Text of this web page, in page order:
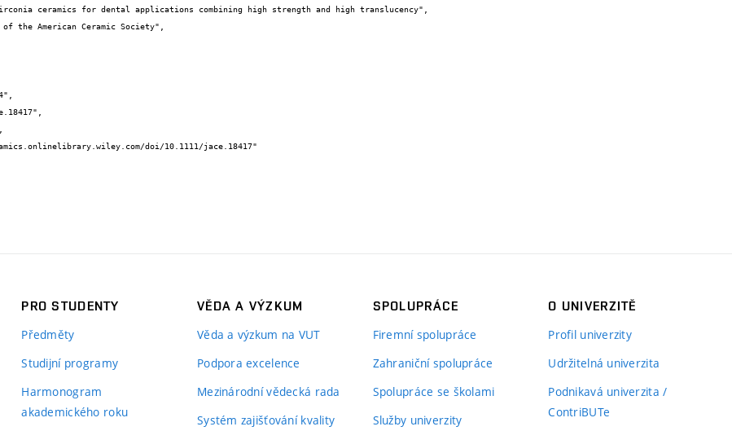
PRO STUDENTY
Předměty
Studijní programy
Harmonogram
akademického roku
VĚDA A VÝZKUM
Věda a výzkum na VUT
Podpora excelence
Mezinárodní vědecká rada
Systém zajišťování kvality
SPOLUPRÁCE
Firemní spolupráce
Zahraniční spolupráce
Spolupráce se školami
Služby univerzity
O UNIVERZITĚ
Profil univerzity
Udržitelná univerzita
Podnikavá univerzita /
ContriBUTe